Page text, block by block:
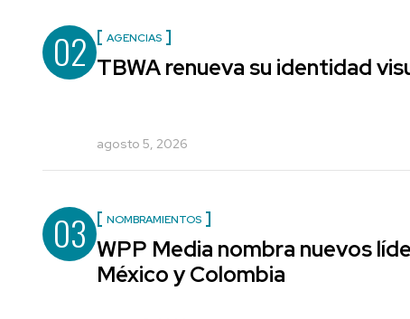
02 AGENCIAS
TBWA renueva su identidad
agosto 5, 2026
03 NOMBRAMIENTOS
WPP Media nombra nuevos
México y Colombia